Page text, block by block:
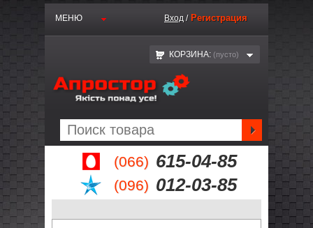
(066) 615-04-85
(096) 012-03-85
МЕНЮ Вход / Регистрация
КОРЗИНА: (пустo)